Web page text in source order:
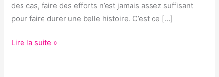
des cas, faire des efforts n’est jamais assez suffisant
pour faire durer une belle histoire. C’est ce […]
Lire la suite »